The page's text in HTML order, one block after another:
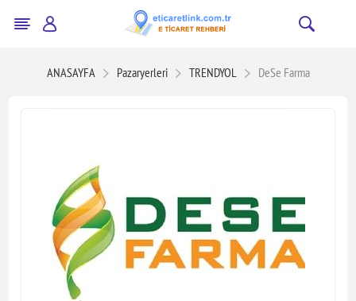
ANASAYFA Pazaryerleri TRENDYOL DeSe Farma